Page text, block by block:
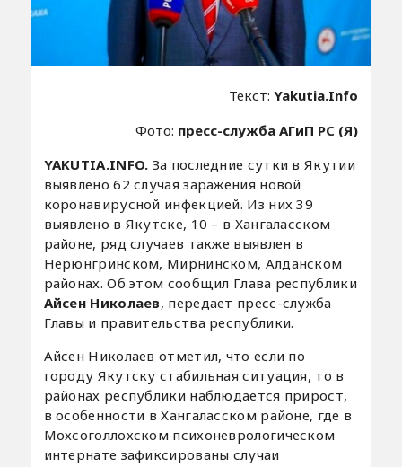
Текст:Yakutia.Info
Фото: пресс-служба АГиП РС (Я)
YAKUTIA.INFO. За последние сутки в Якутии
выявлено 62 случая заражения новой
коронавирусной инфекцией. Из них 39
выявлено в Якутске, 10 – в Хангаласском
районе, ряд случаев также выявлен в
Нерюнгринском, Мирнинском, Алданском
районах. Об этом сообщил Глава республики
Айсен Николаев, передает пресс-служба
Главы и правительства республики.
Айсен Николаев отметил, что если по
городу Якутску стабильная ситуация, то в
районах республики наблюдается прирост,
в особенности в Хангаласском районе, где в
Мохсоголлохском психоневрологическом
интернате зафиксированы случаи